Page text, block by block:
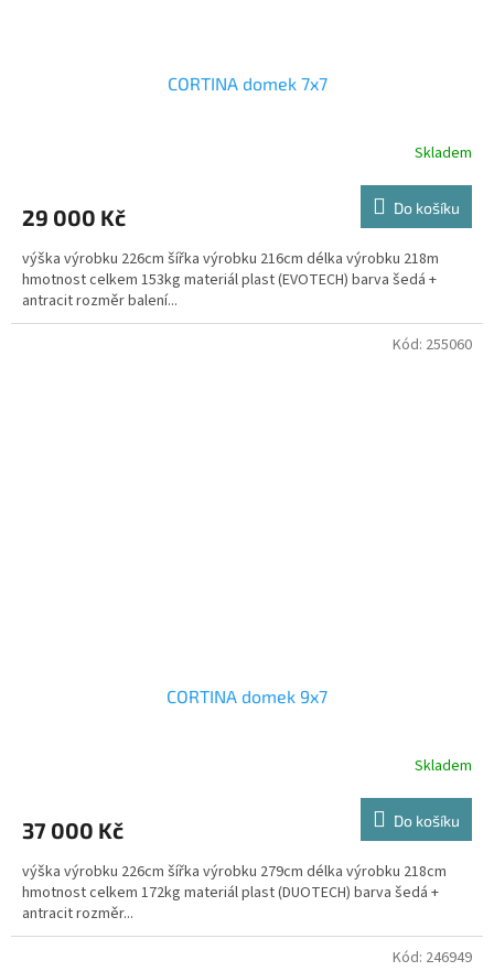
CORTINA domek 7x7
Skladem
29 000 Kč Do košíku
výška výrobku 226cm šířka výrobku 216cm délka výrobku 218m
hmotnost celkem 153kg materiál plast (EVOTECH) barva šedá +
antracit rozměr balení...
CORTINA domek 9x7
Skladem
37 000 Kč Do košíku
výška výrobku 226cm šířka výrobku 279cm délka výrobku 218cm
hmotnost celkem 172kg materiál plast (DUOTECH) barva šedá +
antracit rozměr...
Kód: 255060
Kód: 246949